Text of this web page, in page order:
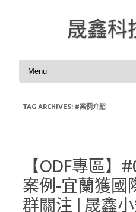
晟鑫科
Skip to content
TAG ARCHIVES: #案例介紹
【ODF專區】
案例-宜蘭獲國
群關注 | 晟鑫